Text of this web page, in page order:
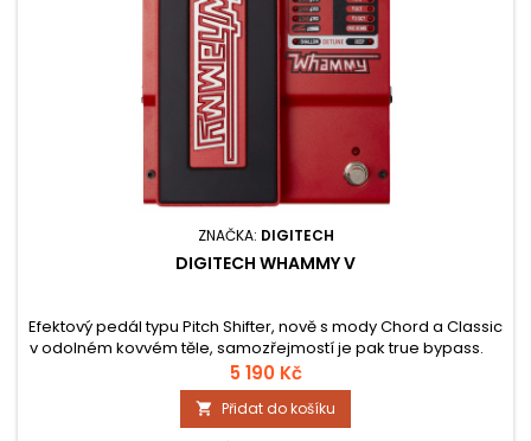
ZNAČKA: DIGITECH
DIGITECH WHAMMY V
Efektový pedál typu Pitch Shifter, nově s mody Chord a Classic
v odolném kovvém těle, samozřejmostí je pak true bypass.
5 190 Kč
 Přidat do košíku